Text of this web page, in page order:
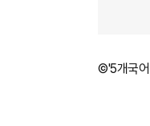
©'5개국어